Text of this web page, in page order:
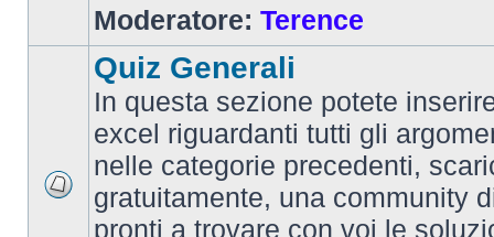
Moderatore: Terence
Quiz Generali
In questa sezione potete
excel riguardanti tutti gli
nelle categorie precedenti,
gratuitamente, una community
pronti a trovare con voi le